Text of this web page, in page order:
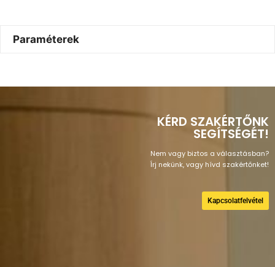
Paraméterek
KÉRD SZAKÉRTŐNK
SEGÍTSÉGÉT!
Nem vagy biztos a választásban?
Írj nekünk, vagy hívd szakértőnket!
Kapcsolatfelvétel